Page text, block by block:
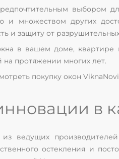
выбором
и множеством других
и защиту от
в вашем доме,
на протяжении многих лет.
покупку окон
в
из ведущих
остекления и